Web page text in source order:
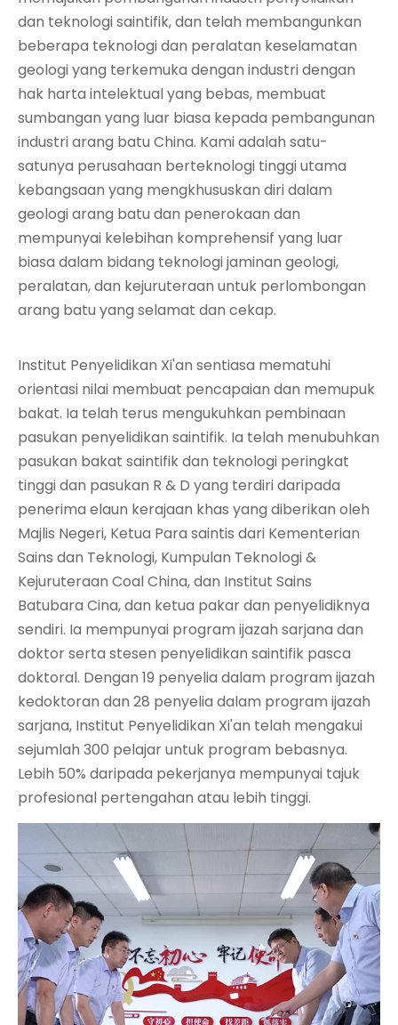
dan teknologi saintifik, dan telah membangunkan
beberapa teknologi dan peralatan keselamatan
geologi yang terkemuka dengan industri dengan
hak harta intelektual yang bebas, membuat
sumbangan yang luar biasa kepada pembangunan
industri arang batu China. Kami adalah satu-
satunya perusahaan berteknologi tinggi utama
kebangsaan yang mengkhususkan diri dalam
geologi arang batu dan penerokaan dan
mempunyai kelebihan komprehensif yang luar
biasa dalam bidang teknologi jaminan geologi,
peralatan, dan kejuruteraan untuk perlombongan
arang batu yang selamat dan cekap.
Institut Penyelidikan Xi'an sentiasa mematuhi
orientasi nilai membuat pencapaian dan memupuk
bakat. Ia telah terus mengukuhkan pembinaan
pasukan penyelidikan saintifik. Ia telah menubuhkan
pasukan bakat saintifik dan teknologi peringkat
tinggi dan pasukan R & D yang terdiri daripada
penerima elaun kerajaan khas yang diberikan oleh
Majlis Negeri, Ketua Para saintis dari Kementerian
Sains dan Teknologi, Kumpulan Teknologi &
Kejuruteraan Coal China, dan Institut Sains
Batubara Cina, dan ketua pakar dan penyelidiknya
sendiri. Ia mempunyai program ijazah sarjana dan
doktor serta stesen penyelidikan saintifik pasca
doktoral. Dengan 19 penyelia dalam program ijazah
kedoktoran dan 28 penyelia dalam program ijazah
sarjana, Institut Penyelidikan Xi'an telah mengakui
sejumlah 300 pelajar untuk program bebasnya.
Lebih 50% daripada pekerjanya mempunyai tajuk
profesional pertengahan atau lebih tinggi.